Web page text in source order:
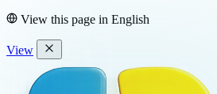
View this page in English
View